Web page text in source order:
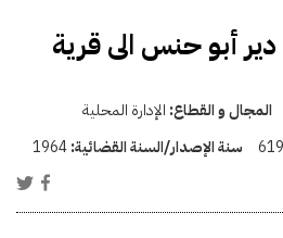
أبو حنس الى قرية
المجال و القطاع: الإدارة المحلية
619 سنة الإصدار/السنة القضائية:1964